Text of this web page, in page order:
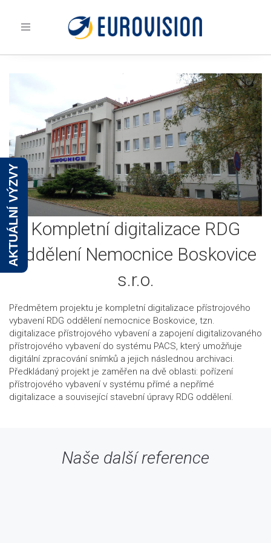
Toggle
Kompletní digitalizace RDG
oddělení Nemocnice Boskovice
s.r.o.
Předmětem projektu je kompletní digitalizace přístrojového
vybavení RDG oddělení nemocnice Boskovice, tzn.
digitalizace přístrojového vybavení a zapojení digitalizovaného
přístrojového vybavení do systému PACS, který umožňuje
digitální zpracování snímků a jejich následnou archivaci.
Předkládaný projekt je zaměřen na dvě oblasti: pořízení
přístrojového vybavení v systému přímé a nepřímé
digitalizace a související stavební úpravy RDG oddělení.
Naše další reference
AKTUÁLNÍ VÝZVY